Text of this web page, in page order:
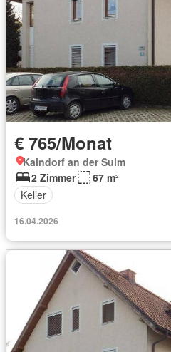
€ 765/Monat
Kaindorf an der Sulm
2 Zimmer
67 m²
Keller
16.04.2026